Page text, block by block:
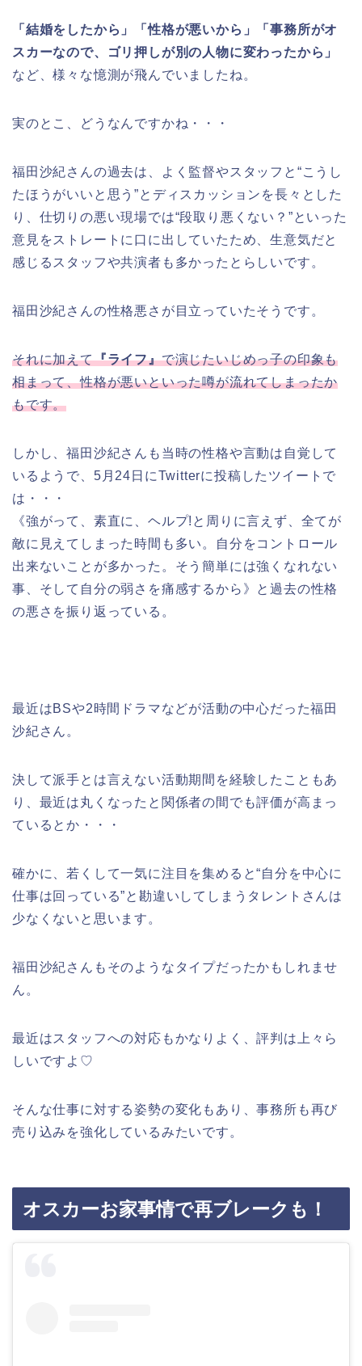
「結婚をしたから」「性格が悪いから」「事務所がオ
スカーなので、ゴリ押しが別の人物に変わったから」
など、様々な憶測が飛んでいましたね。
実のとこ、どうなんですかね・・・
福田沙紀さんの過去は、よく監督やスタッフと“こうし
たほうがいいと思う”とディスカッションを長々とした
り、仕切りの悪い現場では“段取り悪くない？”といった
意見をストレートに口に出していたため、生意気だと
感じるスタッフや共演者も多かったとらしいです。
福田沙紀さんの性格悪さが目立っていたそうです。
それに加えて『ライフ』で演じたいじめっ子の印象も
相まって、性格が悪いといった噂が流れてしまったか
もです。
しかし、福田沙紀さんも当時の性格や言動は自覚して
いるようで、5月24日にTwitterに投稿したツイートで
は・・・
《強がって、素直に、ヘルプ!と周りに言えず、全てが
敵に見えてしまった時間も多い。自分をコントロール
出来ないことが多かった。そう簡単には強くなれない
事、そして自分の弱さを痛感するから》と過去の性格
の悪さを振り返っている。
最近はBSや2時間ドラマなどが活動の中心だった福田
沙紀さん。
決して派手とは言えない活動期間を経験したこともあ
り、最近は丸くなったと関係者の間でも評価が高まっ
ているとか・・・
確かに、若くして一気に注目を集めると“自分を中心に
仕事は回っている”と勘違いしてしまうタレントさんは
少なくないと思います。
福田沙紀さんもそのようなタイプだったかもしれませ
ん。
最近はスタッフへの対応もかなりよく、評判は上々ら
しいですよ♡
そんな仕事に対する姿勢の変化もあり、事務所も再び
売り込みを強化しているみたいです。
オスカーお家事情で再ブレークも！